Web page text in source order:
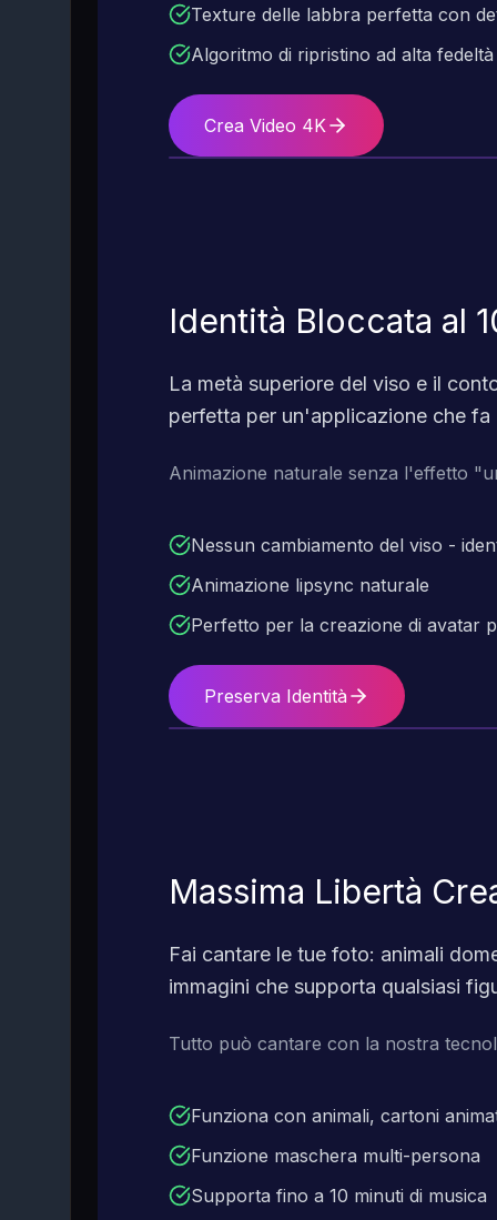
Texture delle labbra perfetta con
Algoritmo di ripristino ad alta fedeltà
Crea Video 4K
Identità Bloccata al
La metà superiore del viso e il
perfetta per un'applicazione che
Animazione naturale senza l'effetto
Nessun cambiamento del viso -
Animazione lipsync naturale
Perfetto per la creazione di avatar
Preserva Identità
Massima Libertà
Fai cantare le tue foto: animali
immagini che supporta qualsiasi
Tutto può cantare con la nostra
Funziona con animali, cartoni
Funzione maschera multi-persona
Supporta fino a 10 minuti di musica